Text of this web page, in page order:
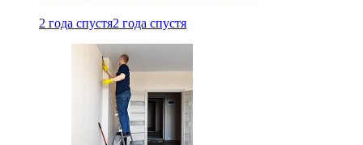
2 года спустя2 года спустя